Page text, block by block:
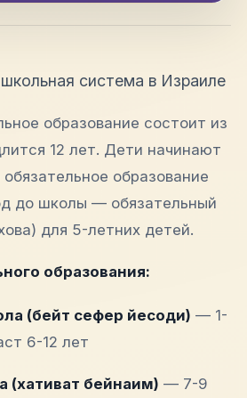
система в Израиле
образование состоит из
12 лет. Дети начинают
образование
до школы — обязательный
для 5-летних детей.​
образования:
(бейт сефер йесоди) — 1-
6-12 лет
(хативат бейнаим) — 7-9